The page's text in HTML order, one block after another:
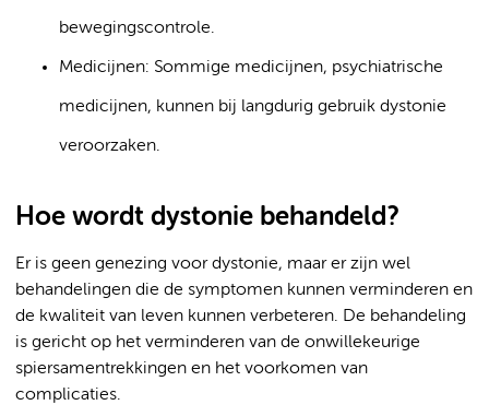
bewegingscontrole.
Medicijnen: Sommige medicijnen, psychiatrische
medicijnen, kunnen bij langdurig gebruik dystonie
veroorzaken.
Hoe wordt dystonie behandeld?
Er is geen genezing voor dystonie, maar er zijn wel
behandelingen die de symptomen kunnen verminderen en
de kwaliteit van leven kunnen verbeteren. De behandeling
is gericht op het verminderen van de onwillekeurige
spiersamentrekkingen en het voorkomen van
complicaties.